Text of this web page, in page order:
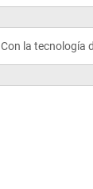
Con la tecnología